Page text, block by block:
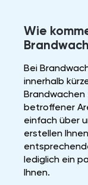
Wie
Bei
innerhalb
Brandwachen
betroffener
einfach über
erstellen
lediglich ein
Ihnen.